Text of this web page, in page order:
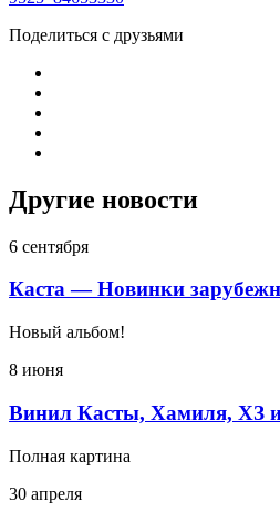
Поделиться с друзьями
Другие новости
6 сентября
Каста — Новинки
Новый альбом!
8 июня
Винил Касты, Хамиля, ХЗ
Полная картина
30 апреля